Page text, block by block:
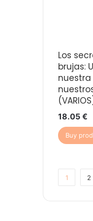
Los
brujas:
18.05 €
Buy
1 2